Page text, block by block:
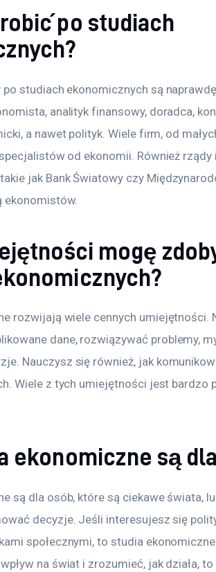
po studiach
studiach ekonomicznych są
analityk finansowy, doradca,
a nawet polityk. Wiele firm, od
od ekonomii. Również
jak Bank Światowy czy
ekonomistów.
mogę
rozwijają wiele cennych umiejętności.
dane, rozwiązywać problemy,
Nauczysz się również, jak
Wiele z tych umiejętności jest bardzo
ekonomiczne są
są dla osób, które są ciekawe świata,
decyzje. Jeśli interesujesz się
społecznymi, to studia
na świat i zrozumieć, jak działa,